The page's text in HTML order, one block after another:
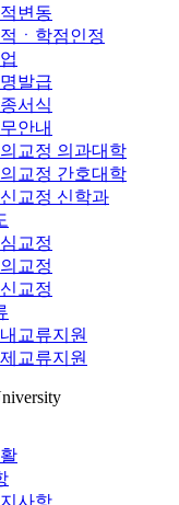
변동
ㆍ학점인정
발급
서식
안내
교정 의과대학
교정 간호대학
교정 신학과
교정
교정
교정
교류지원
교류지원
사항